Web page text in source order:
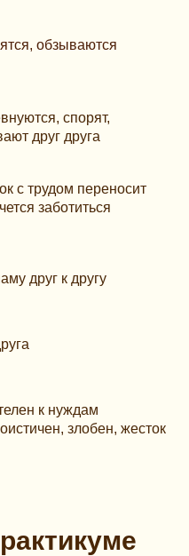
об зываются
спорят,
друг друга
с трудом переносит
заботиться
друг к другу
к нуждам
злобен, жесток